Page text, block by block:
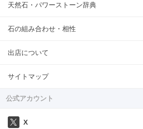
天然石・パワーストーン辞典
石の組み合わせ・相性
出店について
サイトマップ
公式アカウント
X